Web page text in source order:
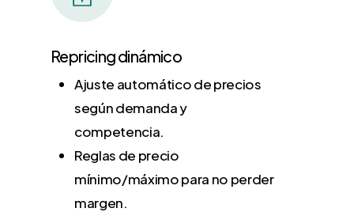
Repricing dinámico
Ajuste automático de precios
según demanda y
competencia.
Reglas de precio
mínimo/máximo para no perder
margen.